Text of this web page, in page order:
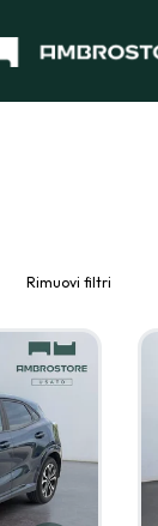
Rimuovi filtri